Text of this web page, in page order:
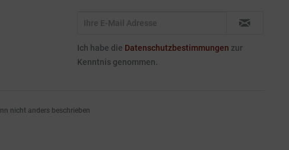
Ich habe die Datenschutzbestimmungen zur
Kenntnis genommen.
nicht anders beschrieben